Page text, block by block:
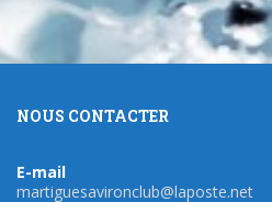
NOUS CONTACTER
E-mail
martiguesavironclub@laposte.net